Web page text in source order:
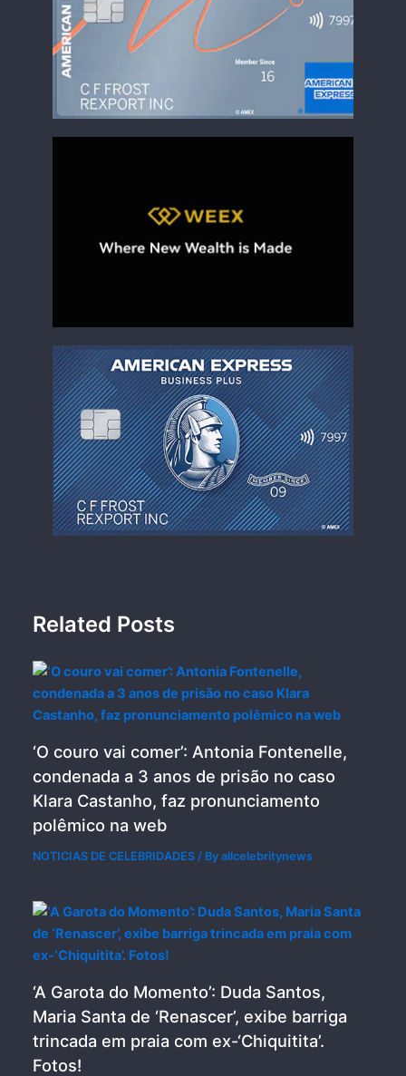
Related Posts
‘O couro vai comer’: Antonia Fontenelle,
condenada a 3 anos de prisão no caso
Klara Castanho, faz pronunciamento
polêmico na web
NOTICIAS DE CELEBRIDADES / Byallcelebritynews
‘A Garota do Momento’: Duda Santos,
Maria Santa de ‘Renascer’, exibe barriga
trincada em praia com ex-‘Chiquitita’.
Fotos!